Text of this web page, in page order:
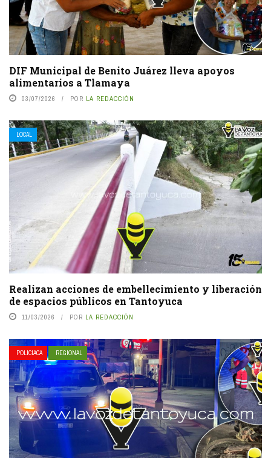
DIF Municipal de Benito Juárez lleva apoyos
alimentarios a Tlamaya
03/07/2026 POR LA REDACCIÓN
LOCAL
Realizan acciones de embellecimiento y liberación
de espacios públicos en Tantoyuca
11/03/2026 POR LA REDACCIÓN
POLICIACA REGIONAL